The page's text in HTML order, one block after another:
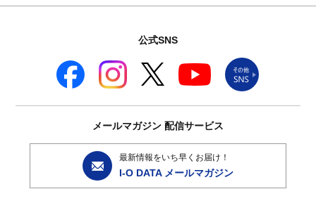
公式SNS
メールマガジン 配信サービス
最新情報をいち早くお届け！
I-O DATA メールマガジン